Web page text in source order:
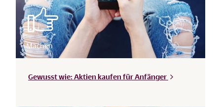
Gewusst wie: Aktien kaufen für Anfänger